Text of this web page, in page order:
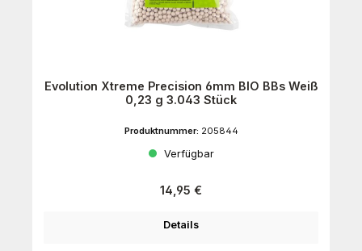
Evolution Xtreme Precision 6mm BIO BBs Weiß
0,23 g 3.043 Stück
Produktnummer: 205844
Verfügbar
Regulärer Preis:
14,95 €
Details